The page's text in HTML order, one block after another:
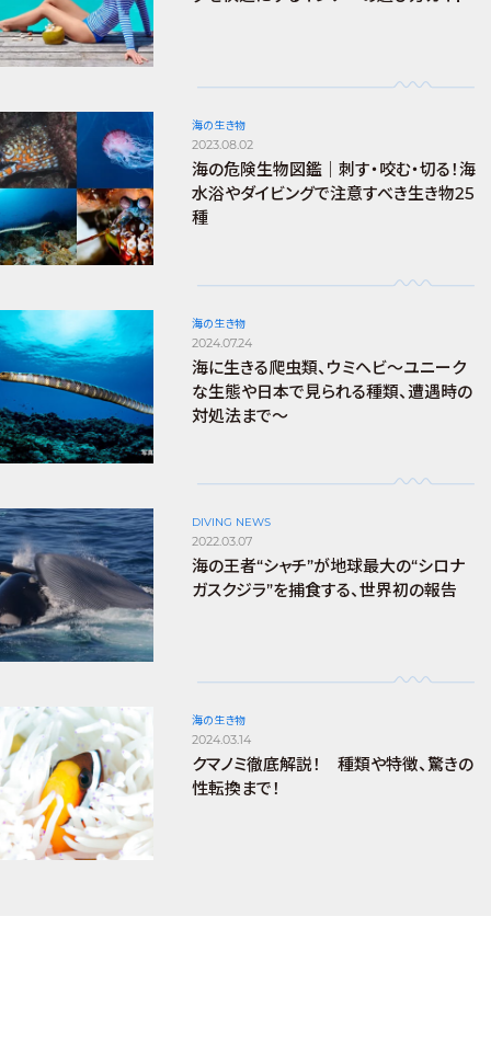
海の生き物
2023.08.02
海の危険生物図鑑｜刺す・咬む・切る！海
水浴やダイビングで注意すべき生き物25
種
海の生き物
2024.07.24
海に生きる爬虫類、ウミヘビ～ユニーク
な生態や日本で見られる種類、遭遇時の
対処法まで～
DIVING NEWS
2022.03.07
海の王者“シャチ”が地球最大の“シロナ
ガスクジラ”を捕食する、世界初の報告
海の生き物
2024.03.14
クマノミ徹底解説！ 種類や特徴、驚きの
性転換まで！